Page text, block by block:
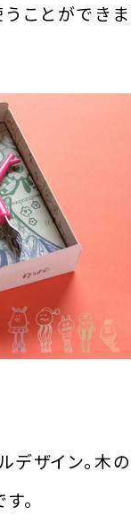
ことができま
デザイン。木の
。